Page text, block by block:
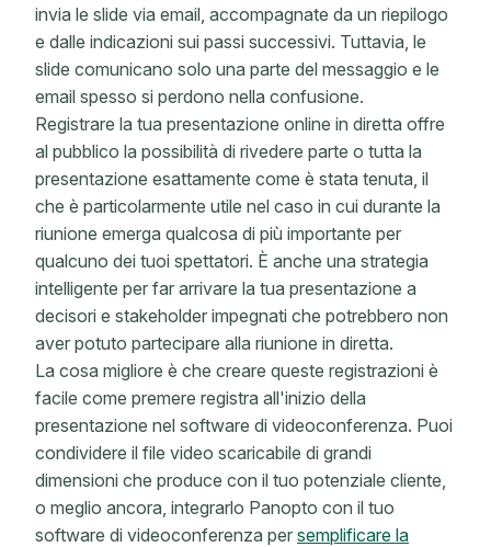
invia le slide via email, accompagnate da un riepilogo
e dalle indicazioni sui passi successivi. Tuttavia, le
slide comunicano solo una parte del messaggio e le
email spesso si perdono nella confusione.
Registrare la tua presentazione online in diretta offre
al pubblico la possibilità di rivedere parte o tutta la
presentazione esattamente come è stata tenuta, il
che è particolarmente utile nel caso in cui durante la
riunione emerga qualcosa di più importante per
qualcuno dei tuoi spettatori. È anche una strategia
intelligente per far arrivare la tua presentazione a
decisori e stakeholder impegnati che potrebbero non
aver potuto partecipare alla riunione in diretta.
La cosa migliore è che creare queste registrazioni è
facile come premere registra all'inizio della
presentazione nel software di videoconferenza. Puoi
condividere il file video scaricabile di grandi
dimensioni che produce con il tuo potenziale cliente,
o meglio ancora, integrarlo Panopto con il tuo
software di videoconferenza per semplificare la